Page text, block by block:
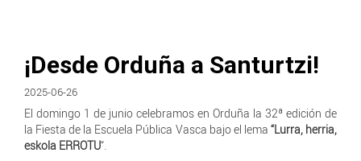
¡Desde Orduña a Santurtzi!
2025-06-26
El domingo 1 de junio celebramos en Orduña la 32ª edición de
la Fiesta de la Escuela Pública Vasca bajo el lema “Lurra, herria,
eskola ERROTU“.